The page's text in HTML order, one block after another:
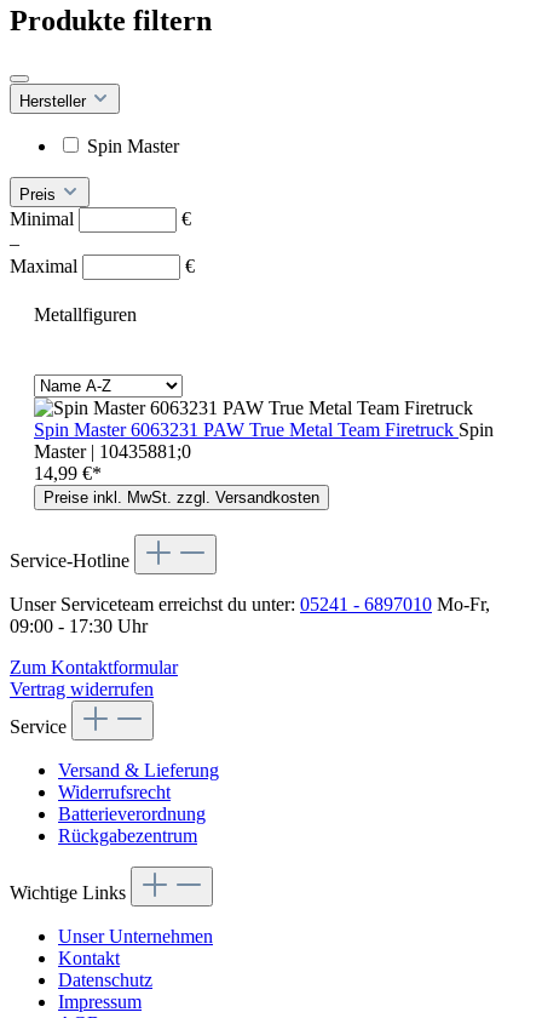
Produkte filtern
Hersteller
Spin Master
Preis
Minimal
€
–
Maximal
€
Metallfiguren
Spin Master 6063231 PAW True Metal Team Firetruck Spin
Master | 10435881;0
14,99 €*
Preise inkl. MwSt. zzgl. Versandkosten
Service-Hotline
Unser Serviceteam erreichst du unter: 05241 - 6897010 Mo-Fr,
09:00 - 17:30 Uhr
Zum Kontaktformular
Vertrag widerrufen
Service
Versand & Lieferung
Widerrufsrecht
Batterieverordnung
Rückgabezentrum
Wichtige Links
Unser Unternehmen
Kontakt
Datenschutz
Impressum